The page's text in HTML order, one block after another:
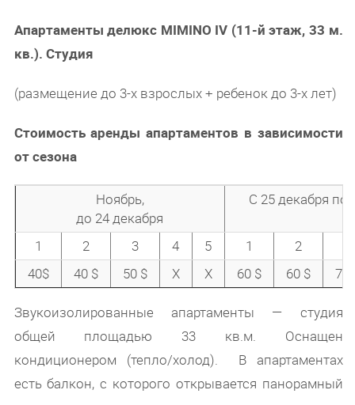
Апартаменты делюкс MIMINO IV (11-й этаж, 33 м.
кв.). Студия
(размещение до 3-х взрослых + ребенок до 3-х лет)
Стоимость аренды апартаментов в зависимости
от сезона
Ноябрь,
до 24 декабря
С 25 декабря по
1 2 3 4 5 1 2
40$
40 $ 50 $ Х Х 60 $ 60 $ 70
Звукоизолированные апартаменты — студия
общей площадью 33 кв.м. Оснащен
кондиционером (тепло/холод). В апартаментах
есть балкон, с которого открывается панорамный